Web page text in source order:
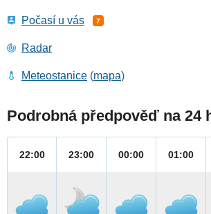
Počasí u vás 7
Radar
Meteostanice (mapa)
Podrobná předpověď na 24
22:00 23:00 00:00 01:00